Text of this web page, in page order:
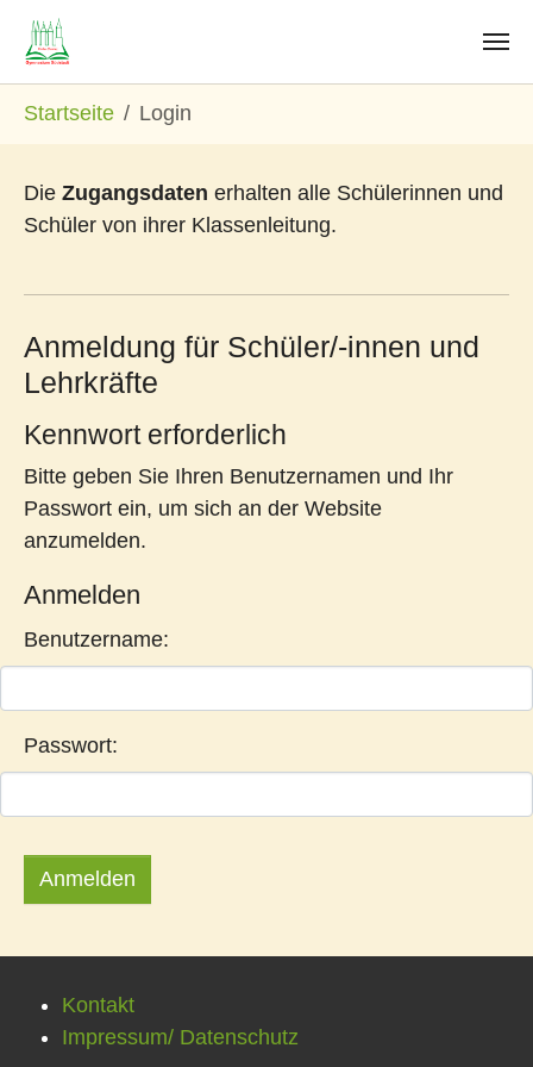
Startseite Login
Die Zugangsdaten erhalten alle Schülerinnen und
Schüler von ihrer Klassenleitung.
Anmeldung für Schüler/-innen und
Lehrkräfte
Kennwort erforderlich
Bitte geben Sie Ihren Benutzernamen und Ihr
Passwort ein, um sich an der Website
anzumelden.
Anmelden
Benutzername:
Passwort:
Kontakt
Impressum/ Datenschutz